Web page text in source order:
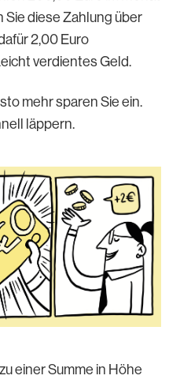
Sie diese Zahlung über
2,00 Euro
verdientes Geld.
mehr sparen Sie ein.
läppern.
einer Summe in Höhe